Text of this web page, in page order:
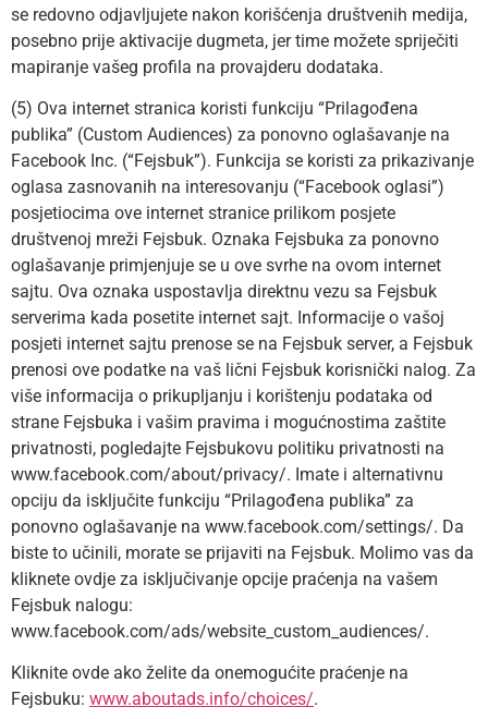
se redovno odjavljujete nakon korišćenja društvenih medija,
posebno prije aktivacije dugmeta, jer time možete spriječiti
mapiranje vašeg profila na provajderu dodataka.
(5) Ova internet stranica koristi funkciju “Prilagođena
publika” (Custom Audiences) za ponovno oglašavanje na
Facebook Inc. (“Fejsbuk”). Funkcija se koristi za prikazivanje
oglasa zasnovanih na interesovanju (“Facebook oglasi”)
posjetiocima ove internet stranice prilikom posjete
društvenoj mreži Fejsbuk. Oznaka Fejsbuka za ponovno
oglašavanje primjenjuje se u ove svrhe na ovom internet
sajtu. Ova oznaka uspostavlja direktnu vezu sa Fejsbuk
serverima kada posetite internet sajt. Informacije o vašoj
posjeti internet sajtu prenose se na Fejsbuk server, a Fejsbuk
prenosi ove podatke na vaš lični Fejsbuk korisnički nalog. Za
više informacija o prikupljanju i korištenju podataka od
strane Fejsbuka i vašim pravima i mogućnostima zaštite
privatnosti, pogledajte Fejsbukovu politiku privatnosti na
www.facebook.com/about/privacy/. Imate i alternativnu
opciju da isključite funkciju “Prilagođena publika” za
ponovno oglašavanje na www.facebook.com/settings/. Da
biste to učinili, morate se prijaviti na Fejsbuk. Molimo vas da
kliknete ovdje za isključivanje opcije praćenja na vašem
Fejsbuk nalogu:
www.facebook.com/ads/website_custom_audiences/.
Kliknite ovde ako želite da onemogućite praćenje na
Fejsbuku: www.aboutads.info/choices/.